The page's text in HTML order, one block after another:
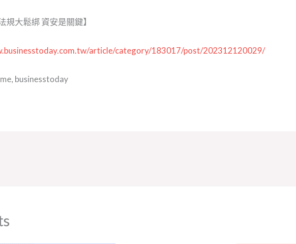
規大鬆綁 資安是關鍵】
article/category/183017/post/202312120029/
businesstoday